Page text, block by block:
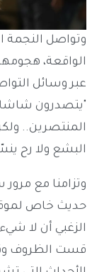
وتواصل النجمة
الواقعة،
عبر وسائل
"يتصدرون
المنتصرين..
البشع ولا رح
وتزامنا مع
حديث خاص
الزغبي أن لا
قست الظروف